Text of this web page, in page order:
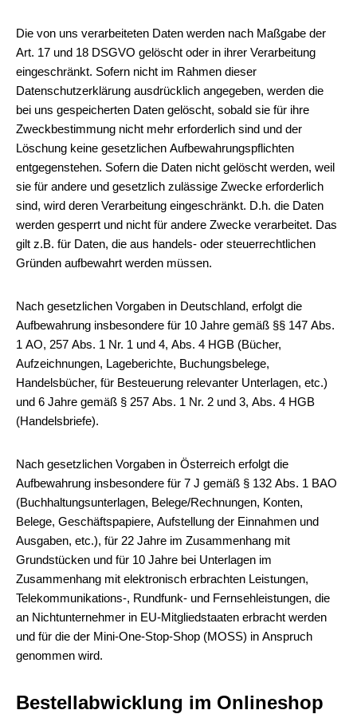
Die von uns verarbeiteten Daten werden nach Maßgabe der
Art. 17 und 18 DSGVO gelöscht oder in ihrer Verarbeitung
eingeschränkt. Sofern nicht im Rahmen dieser
Datenschutzerklärung ausdrücklich angegeben, werden die
bei uns gespeicherten Daten gelöscht, sobald sie für ihre
Zweckbestimmung nicht mehr erforderlich sind und der
Löschung keine gesetzlichen Aufbewahrungspflichten
entgegenstehen. Sofern die Daten nicht gelöscht werden, weil
sie für andere und gesetzlich zulässige Zwecke erforderlich
sind, wird deren Verarbeitung eingeschränkt. D.h. die Daten
werden gesperrt und nicht für andere Zwecke verarbeitet. Das
gilt z.B. für Daten, die aus handels- oder steuerrechtlichen
Gründen aufbewahrt werden müssen.
Nach gesetzlichen Vorgaben in Deutschland, erfolgt die
Aufbewahrung insbesondere für 10 Jahre gemäß §§ 147 Abs.
1 AO, 257 Abs. 1 Nr. 1 und 4, Abs. 4 HGB (Bücher,
Aufzeichnungen, Lageberichte, Buchungsbelege,
Handelsbücher, für Besteuerung relevanter Unterlagen, etc.)
und 6 Jahre gemäß § 257 Abs. 1 Nr. 2 und 3, Abs. 4 HGB
(Handelsbriefe).
Nach gesetzlichen Vorgaben in Österreich erfolgt die
Aufbewahrung insbesondere für 7 J gemäß § 132 Abs. 1 BAO
(Buchhaltungsunterlagen, Belege/Rechnungen, Konten,
Belege, Geschäftspapiere, Aufstellung der Einnahmen und
Ausgaben, etc.), für 22 Jahre im Zusammenhang mit
Grundstücken und für 10 Jahre bei Unterlagen im
Zusammenhang mit elektronisch erbrachten Leistungen,
Telekommunikations-, Rundfunk- und Fernsehleistungen, die
an Nichtunternehmer in EU-Mitgliedstaaten erbracht werden
und für die der Mini-One-Stop-Shop (MOSS) in Anspruch
genommen wird.
Bestellabwicklung im Onlineshop